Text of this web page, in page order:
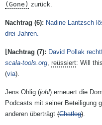
(Gone) zurück.
Nadine Lantzsch
drei Jahren.
David Pollak
scala-tools.org, reüssiert: Will
(via).
Jens Ohlig (johl) erneuert die
Podcasts mit seiner Beteiligung
anderen überträgt (Chatlog).